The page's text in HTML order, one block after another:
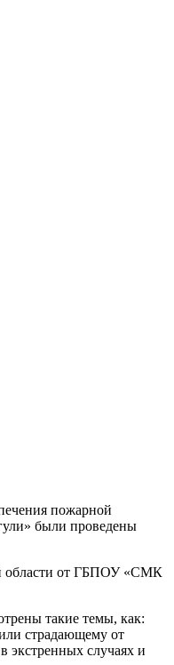
пожарной
были проведены
области от ГБПОУ «СМК
такие темы, как:
страдающему от
экстренных случаях и